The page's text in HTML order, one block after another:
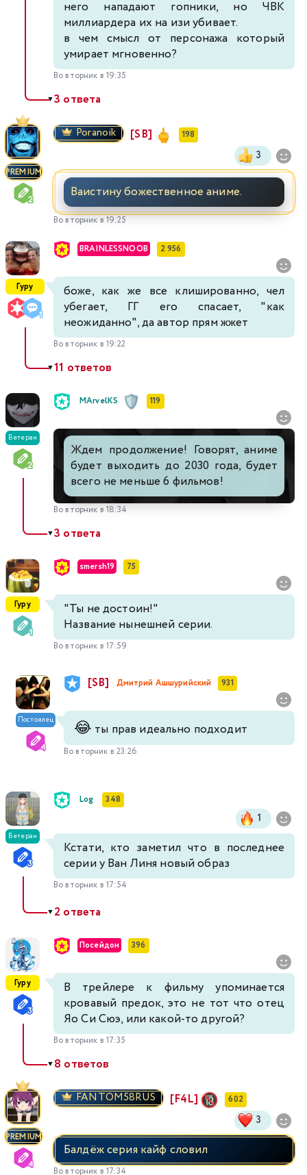
него нападают гопники, но ЧВК
миллиардера их на изи убивает.
в чем смысл от персонажа который
умирает мгновенно?
Во вторник в 19:35
▼3 ответа
PREMIUM
Poranoik [SB] 198
3
Ваистину божественное аниме.
Во вторник в 19:25
Гуру
BRAINLESSNOOB 2 956
боже, как же все клишированно, чел
убегает, ГГ его спасает, "как
неожиданно", да автор прям жжет
Во вторник в 19:22
▼11 ответов
Ветеран
MArvelKS 119
Ждем продолжение! Говорят, аниме
будет выходить до 2030 года, будет
всего не меньше 6 фильмов!
Во вторник в 18:34
▼3 ответа
Гуру
smersh19 75
"Ты не достоин!"
Название нынешней серии.
Во вторник в 17:59
Постоялец
[SB] Дмитрий Ашшурийский 931
😂 ты прав идеально подходит
Во вторник в 23:26
Ветеран
Log 348
1
Кстати, кто заметил что в последнее
серии у Ван Линя новый образ
Во вторник в 17:54
▼2 ответа
Гуру
Посейдон 396
В трейлере к фильму упоминается
кровавый предок, это не тот что отец
Яо Си Сюэ, или какой-то другой?
Во вторник в 17:35
▼8 ответов
PREMIUM
FANTOM58RUS [F4L] 602
3
Балдëж серия кайф словил
Во вторник в 17:34